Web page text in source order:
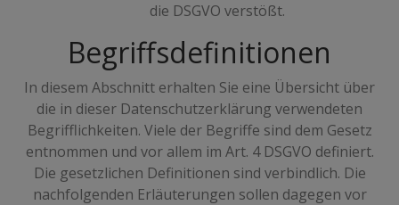
die DSGVO verstößt.
Begriffsdefinitionen
In diesem Abschnitt erhalten Sie eine Übersicht über
die in dieser Datenschutzerklärung verwendeten
Begrifflichkeiten. Viele der Begriffe sind dem Gesetz
entnommen und vor allem im Art. 4 DSGVO definiert.
Die gesetzlichen Definitionen sind verbindlich. Die
nachfolgenden Erläuterungen sollen dagegen vor